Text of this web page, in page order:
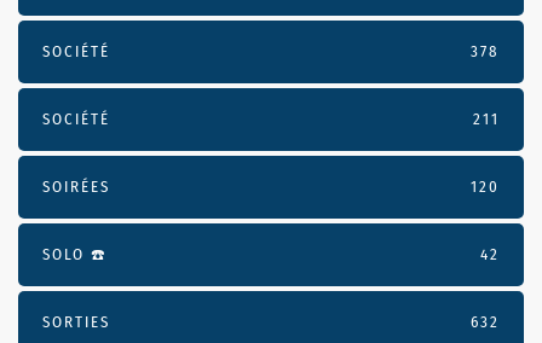
SOCIÉTÉ 378
SOCIÉTÉ 211
SOIRÉES 120
SOLO ☎️ 42
SORTIES 632